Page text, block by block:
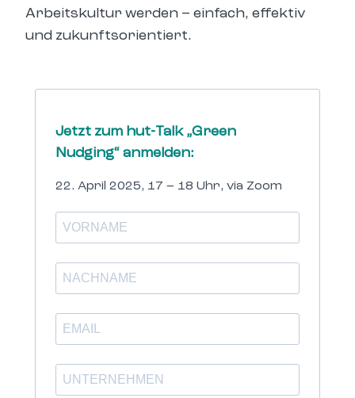
Arbeitskultur werden – einfach, effektiv
und zukunftsorientiert.
Jetzt zum hut-Talk „Green
Nudging“ anmelden:
22. April 2025, 17 – 18 Uhr, via Zoom